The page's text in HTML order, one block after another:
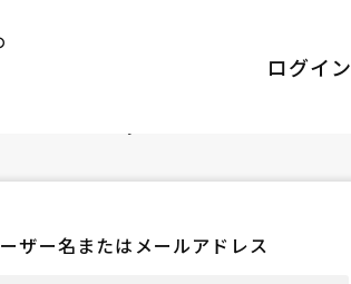
ログイン
ザー名またはメールアドレス